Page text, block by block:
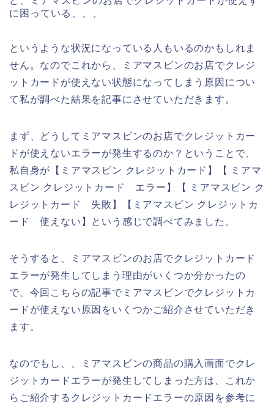
に困っている、、、
というような状況になっている人もいるのかもしれま
せん。なのでこれから、ミアマスビンのお店でクレジ
ットカードが使えない状態になってしまう原因につい
て私が調べた結果を記事にさせていただきます。
まず、どうしてミアマスビンのお店でクレジットカー
ドが使えないエラーが発生するのか？ということで、
私自身が【ミアマスビン クレジットカード】【 ミアマ
スビン クレジットカード エラー】【 ミアマスビン ク
レジットカード 失敗】【ミアマスビン クレジットカ
ード 使えない】という感じで調べてみました。
そうすると、ミアマスビンのお店でクレジットカード
エラーが発生してしまう理由がいくつか分かったの
で、今回こちらの記事でミアマスビンでクレジットカ
ードが使えない原因をいくつかご紹介させていただき
ます。
なのでもし、、ミアマスビンの商品の購入画面でクレ
ジットカードエラーが発生してしまった方は、これか
らご紹介するクレジットカードエラーの原因を参考に